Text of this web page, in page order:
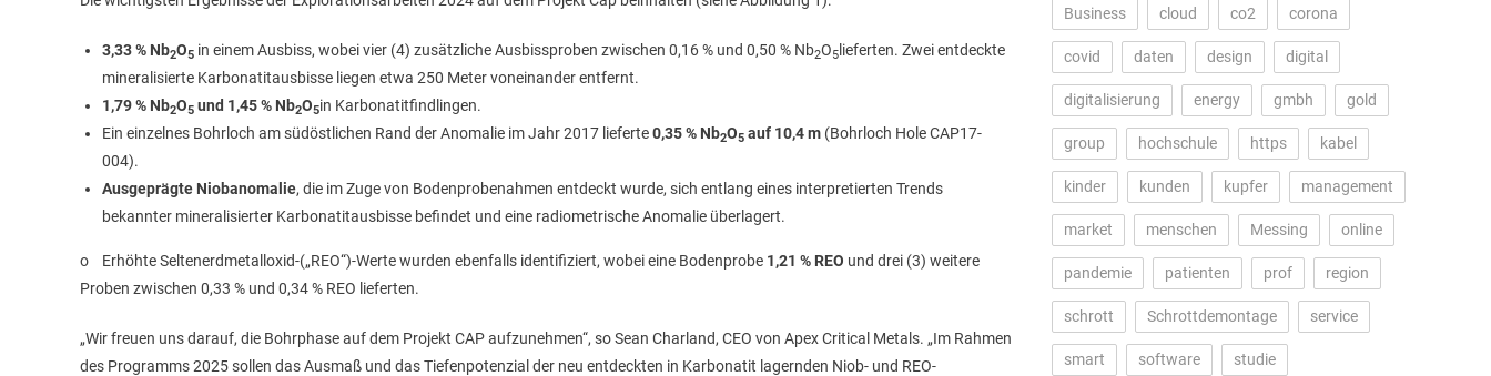
3,33 % Nb2O5 in einem Ausbiss, wobei vier (4) zusätzliche Ausbissproben zwischen 0,16 % und 0,50 % Nb2O5 lieferten. Zwei entdeckte
mineralisierte Karbonatitausbisse liegen etwa 250 Meter voneinander entfernt.
1,79 % Nb2O5 und 1,45 % Nb2O5in Karbonatitfindlingen.
Ein einzelnes Bohrloch am südöstlichen Rand der Anomalie im Jahr 2017 lieferte0,35 % Nb2O5 auf 10,4 m (Bohrloch Hole CAP17-
004).
Ausgeprägte Niobanomalie, die im Zuge von Bodenprobenahmen entdeckt wurde, sich entlang eines interpretierten Trends
bekannter mineralisierter Karbonatitausbisse befindet und eine radiometrische Anomalie überlagert.
o Erhöhte Seltenerdmetalloxid-(„REO“)-Werte wurden ebenfalls identifiziert, wobei eine Bodenprobe 1,21 % REO und drei (3) weitere
Proben zwischen 0,33 % und 0,34 % REO lieferten.
„Wir freuen uns darauf, die Bohrphase auf dem Projekt CAP aufzunehmen“, so Sean Charland, CEO von Apex Critical Metals. „Im Rahmen
des Programms 2025 sollen das Ausmaß und das Tiefenpotenzial der neu entdeckten in Karbonatit lagernden Niob- und REO-
Business cloud co2 corona
covid daten design digital
digitalisierung energy gmbh gold
group hochschule https kabel
kinder kunden kupfer management
market menschen Messing online
pandemie patienten prof region
schrott Schrottdemontage service
smart software studie